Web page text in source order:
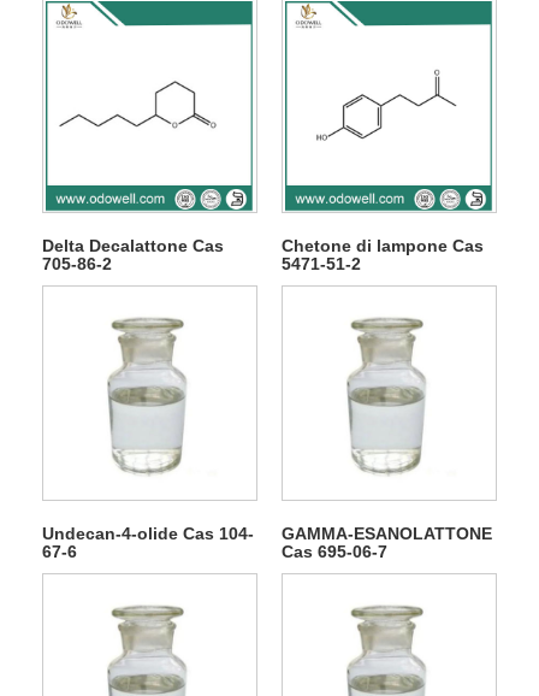
Delta Decalattone Cas
705-86-2
Chetone di lampone Cas
5471-51-2
Undecan-4-olide Cas 104-
67-6
GAMMA-ESANOLATTONE
Cas 695-06-7